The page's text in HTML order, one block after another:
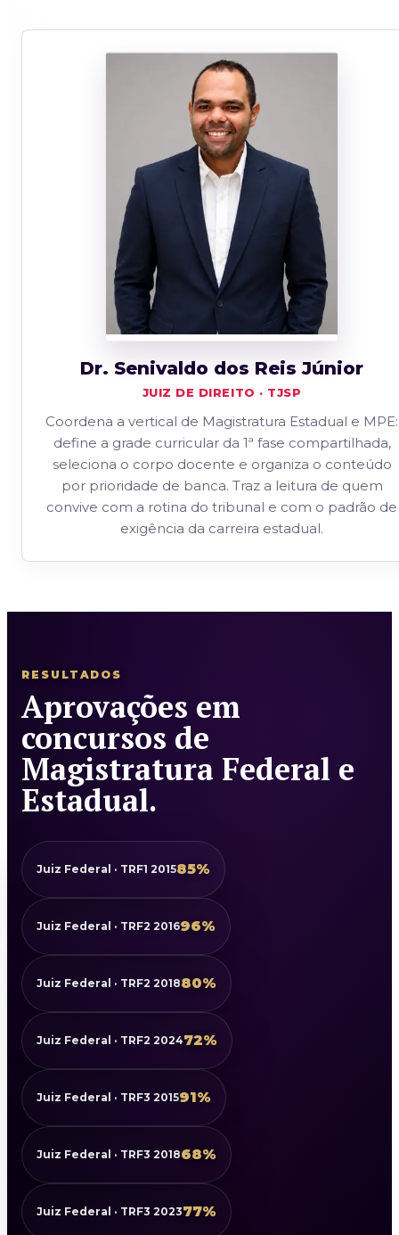
Dr. Senivaldo dos Reis Júnior
JUIZ DE DIREITO · TJSP
Coordena a vertical de Magistratura Estadual e MPE:
define a grade curricular da 1ª fase compartilhada,
seleciona o corpo docente e organiza o conteúdo
por prioridade de banca. Traz a leitura de quem
convive com a rotina do tribunal e com o padrão de
exigência da carreira estadual.
RESULTADOS
Aprovações em
concursos de
Magistratura Federal e
Estadual.
Juiz Federal · TRF1 201585%
Juiz Federal · TRF2 201696%
Juiz Federal · TRF2 201880%
Juiz Federal · TRF2 202472%
Juiz Federal · TRF3 201591%
Juiz Federal · TRF3 201868%
Juiz Federal · TRF3 202377%